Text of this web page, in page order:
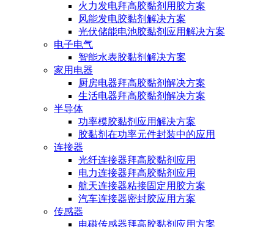
火力发电拜高胶黏剂用胶方案
风能发电胶黏剂解决方案
光伏储能电池胶黏剂应用解决方案
电子电气
智能水表胶黏剂解决方案
家用电器
厨房电器拜高胶黏剂解决方案
生活电器拜高胶黏剂解决方案
半导体
功率模胶黏剂应用解决方案
胶黏剂在功率元件封装中的应用
连接器
光纤连接器拜高胶黏剂应用
电力连接器拜高胶黏剂应用
航天连接器粘接固定用胶方案
汽车连接器密封胶应用方案
传感器
电磁传感器拜高胶黏剂应用方案